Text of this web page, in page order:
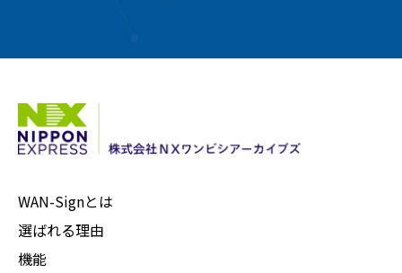
WAN-Signとは
選ばれる理由
機能